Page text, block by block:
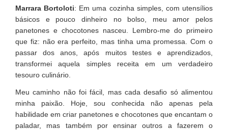
Marrara Bortoloti: Em uma cozinha simples, com utensílios
básicos e pouco dinheiro no bolso, meu amor pelos
panetones e chocotones nasceu. Lembro-me do primeiro
que fiz: não era perfeito, mas tinha uma promessa. Com o
passar dos anos, após muitos testes e aprendizados,
transformei aquela simples receita em um verdadeiro
tesouro culinário.
Meu caminho não foi fácil, mas cada desafio só alimentou
minha paixão. Hoje, sou conhecida não apenas pela
habilidade em criar panetones e chocotones que encantam o
paladar, mas também por ensinar outros a fazerem o